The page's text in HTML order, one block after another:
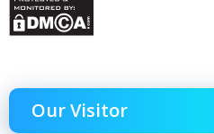
Our Visitor